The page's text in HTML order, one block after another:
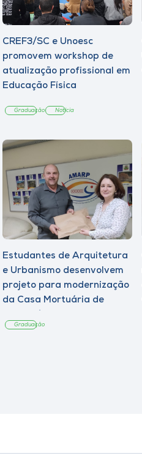
CREF3/SC e Unoesc
promovem workshop de
atualização profissional em
Educação Física
Graduação Notícia
Estudantes de Arquitetura
e Urbanismo desenvolvem
projeto para modernização
da Casa Mortuária de
Graduação